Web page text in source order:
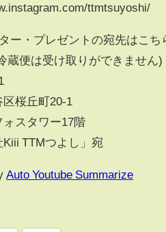
ttmtsuyoshi/
ー・プレゼントの宛先はこち
蔵便は受け取りができません)
桜丘町20-1
ォスタワー17階
Kiii TTMつよし」宛
Auto Youtube Summarize